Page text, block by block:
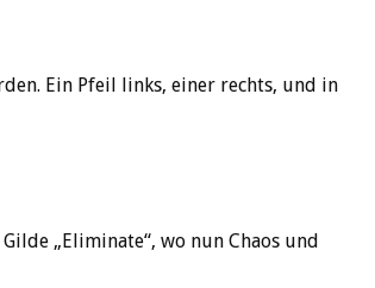
Ein Pfeil links, einer rechts, und in
„Eliminate“, wo nun Chaos und